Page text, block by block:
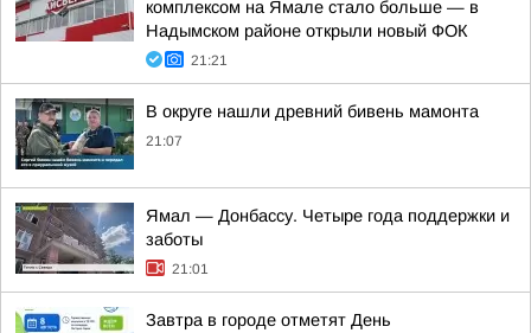
комплексом на Ямале стало больше — в
Надымском районе открыли новый ФОК
21:21
В округе нашли древний бивень мамонта
21:07
Ямал — Донбассу. Четыре года поддержки и
заботы
21:01
Завтра в городе отметят День